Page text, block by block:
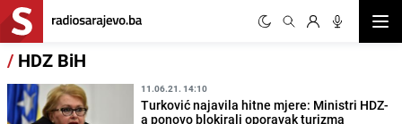
/ HDZ BiH
11.06.21. 14:10
Turković najavila hitne mjere: Ministri HDZ-
a ponovo blokirali oporavak turizma